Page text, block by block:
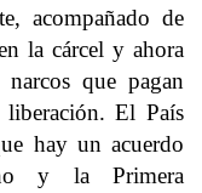
acompañado de
la cárcel y ahora
que pagan
El País
hay un acuerdo
y la Primera